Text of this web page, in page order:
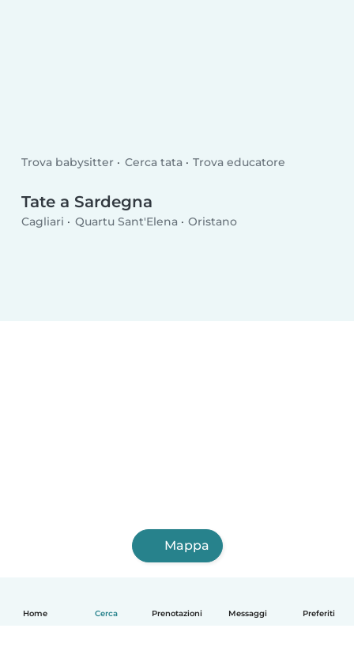
Home Cerca Prenotazioni Messaggi Preferiti
Trova babysitter Cerca tata Trova educatore
Tate a Sardegna
Cagliari Quartu Sant'Elena Oristano
Mappa